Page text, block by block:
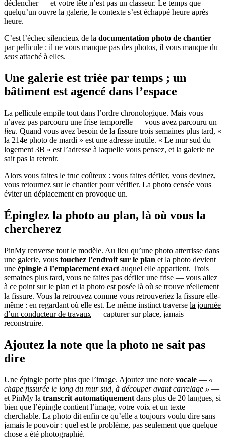
déclencher — et votre tête n’est pas un classeur. Le temps que
quelqu’un ouvre la galerie, le contexte s’est échappé heure après
heure.
C’est l’échec silencieux de la documentation photo de chantier
par pellicule : il ne vous manque pas des photos, il vous manque du
sens attaché à elles.
Une galerie est triée par temps ; un
bâtiment est agencé dans l’espace
La pellicule empile tout dans l’ordre chronologique. Mais vous
n’avez pas parcouru une frise temporelle — vous avez parcouru un
lieu. Quand vous avez besoin de la fissure trois semaines plus tard, «
la 214e photo de mardi » est une adresse inutile. « Le mur sud du
logement 3B » est l’adresse à laquelle vous pensez, et la galerie ne
sait pas la retenir.
Alors vous faites le truc coûteux : vous faites défiler, vous devinez,
vous retournez sur le chantier pour vérifier. La photo censée vous
éviter un déplacement en provoque un.
Épinglez la photo au plan, là où vous la
chercherez
PinMy renverse tout le modèle. Au lieu qu’une photo atterrisse dans
une galerie, vous touchez l’endroit sur le plan et la photo devient
une épingle à l’emplacement exact auquel elle appartient. Trois
semaines plus tard, vous ne faites pas défiler une frise — vous allez
à ce point sur le plan et la photo est posée là où se trouve réellement
la fissure. Vous la retrouvez comme vous retrouveriez la fissure elle-
même : en regardant où elle est. Le même instinct traverse la journée
d’un conducteur de travaux — capturer sur place, jamais
reconstruire.
Ajoutez la note que la photo ne sait pas
dire
Une épingle porte plus que l’image. Ajoutez une note vocale — «
chape fissurée le long du mur sud, à découper avant carrelage » —
et PinMy la transcrit automatiquement dans plus de 20 langues, si
bien que l’épingle contient l’image, votre voix et un texte
cherchable. La photo dit enfin ce qu’elle a toujours voulu dire sans
jamais le pouvoir : quel est le problème, pas seulement que quelque
chose a été photographié.